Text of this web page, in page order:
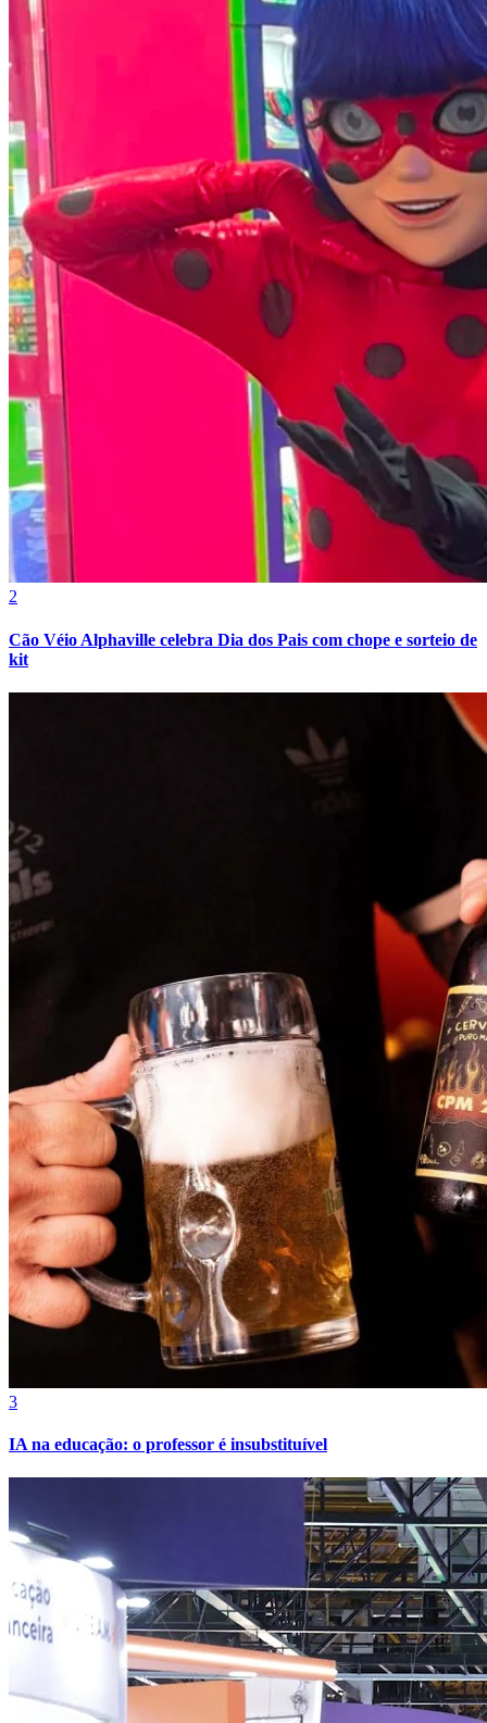
Botafogo
Internacional
2
Cão Véio Alphaville celebra Dia dos Pais com chope e sorteio de
kit
3
IA na educação: o professor é insubstituível